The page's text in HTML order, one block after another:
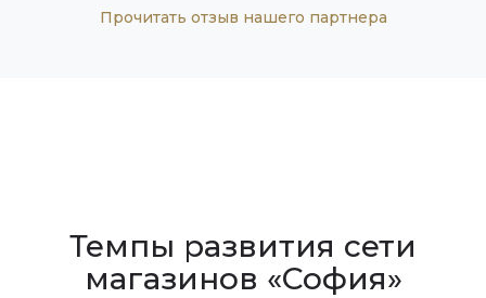
Прочитать отзыв нашего партнера
Темпы развития сети
магазинов «София»